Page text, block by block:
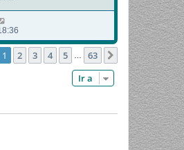
1 de 63
1 2 3 4 5 63 Siguiente
Ir a